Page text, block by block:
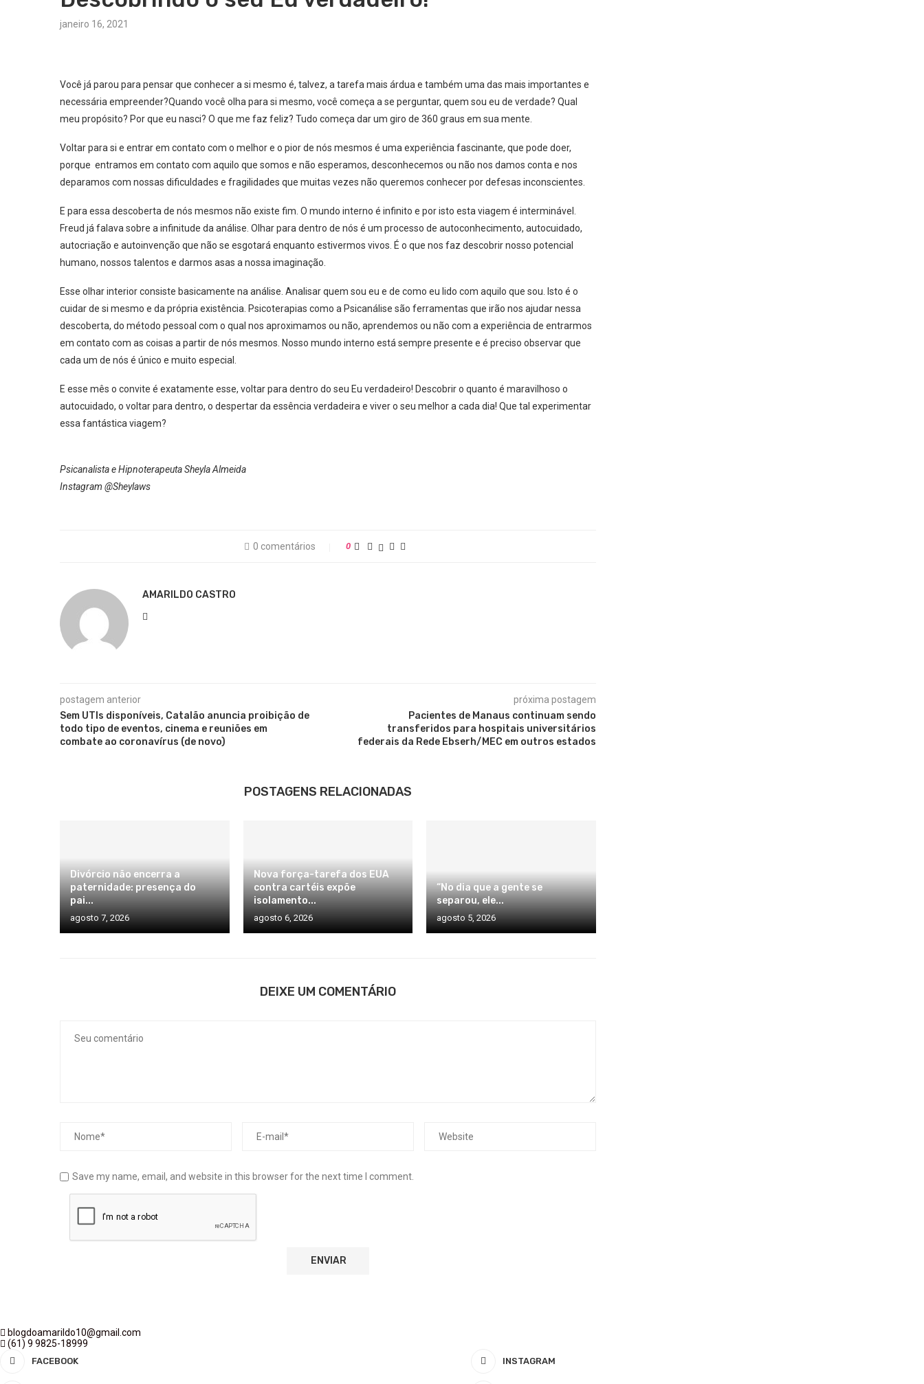
janeiro 16, 2021
Você já parou para pensar que conhecer a si mesmo é, talvez, a tarefa mais árdua e também uma das mais importantes e
necessária empreender?Quando você olha para si mesmo, você começa a se perguntar, quem sou eu de verdade? Qual
meu propósito? Por que eu nasci? O que me faz feliz? Tudo começa dar um giro de 360 graus em sua mente.
Voltar para si e entrar em contato com o melhor e o pior de nós mesmos é uma experiência fascinante, que pode doer,
porque entramos em contato com aquilo que somos e não esperamos, desconhecemos ou não nos damos conta e nos
deparamos com nossas dificuldades e fragilidades que muitas vezes não queremos conhecer por defesas inconscientes.
E para essa descoberta de nós mesmos não existe fim. O mundo interno é infinito e por isto esta viagem é interminável.
Freud já falava sobre a infinitude da análise. Olhar para dentro de nós é um processo de autoconhecimento, autocuidado,
autocriação e autoinvenção que não se esgotará enquanto estivermos vivos. É o que nos faz descobrir nosso potencial
humano, nossos talentos e darmos asas a nossa imaginação.
Esse olhar interior consiste basicamente na análise. Analisar quem sou eu e de como eu lido com aquilo que sou. Isto é o
cuidar de si mesmo e da própria existência. Psicoterapias como a Psicanálise são ferramentas que irão nos ajudar nessa
descoberta, do método pessoal com o qual nos aproximamos ou não, aprendemos ou não com a experiência de entrarmos
em contato com as coisas a partir de nós mesmos. Nosso mundo interno está sempre presente e é preciso observar que
cada um de nós é único e muito especial.
E esse mês o convite é exatamente esse, voltar para dentro do seu Eu verdadeiro! Descobrir o quanto é maravilhoso o
autocuidado, o voltar para dentro, o despertar da essência verdadeira e viver o seu melhor a cada dia! Que tal experimentar
essa fantástica viagem?
Psicanalista e Hipnoterapeuta Sheyla Almeida
Instagram @Sheylaws
0 comentários 0
AMARILDO CASTRO
postagem anterior
Sem UTIs disponíveis, Catalão anuncia proibição de
todo tipo de eventos, cinema e reuniões em
combate ao coronavírus (de novo)
próxima postagem
Pacientes de Manaus continuam sendo
transferidos para hospitais universitários
federais da Rede Ebserh/MEC em outros estados
POSTAGENS RELACIONADAS
Divórcio não encerra a
paternidade: presença do
pai...
agosto 7, 2026
Nova força-tarefa dos EUA
contra cartéis expõe
isolamento...
agosto 6, 2026
“No dia que a gente se
separou, ele...
agosto 5, 2026
DEIXE UM COMENTÁRIO
Save my name, email, and website in this browser for the next time I comment.
blogdoamarildo10@gmail.com
(61) 9 9825-18999
FACEBOOK INSTAGRAM